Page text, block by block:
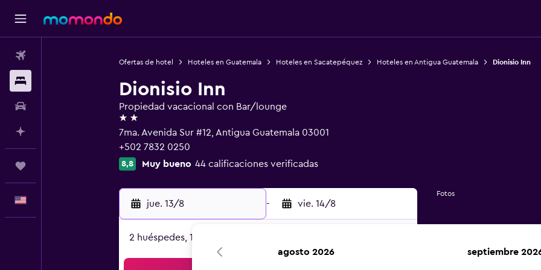
Ofertas de hotel Hoteles en Guatemala Hoteles en Sacatepéquez Hoteles en Antigua Guatemala Dionisio Inn
Dionisio Inn
Propiedad vacacional con Bar/lounge
2 estrellas
7ma. Avenida Sur #12, Antigua Guatemala 03001
+502 7832 0250
8,8 Muy bueno 44 calificaciones verificadas
jue. 13/8 - vie. 14/8
2 huéspedes, 1 habitación
Fotos
agosto 2026 septiembre